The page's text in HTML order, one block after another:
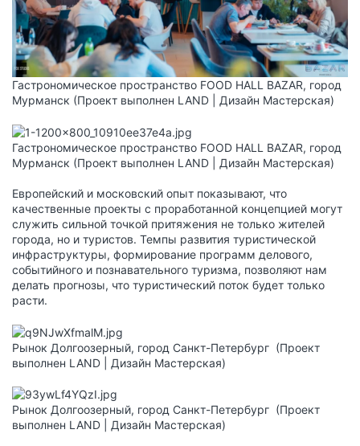
Гастрономическое пространство FOOD HALL BAZAR, город
Мурманск (Проект выполнен LAND | Дизайн Мастерская)
Гастрономическое пространство FOOD HALL BAZAR, город
Мурманск (Проект выполнен LAND | Дизайн Мастерская)
Европейский и московский опыт показывают, что
качественные проекты с проработанной концепцией могут
служить сильной точкой притяжения не только жителей
города, но и туристов. Темпы развития туристической
инфраструктуры, формирование программ делового,
событийного и познавательного туризма, позволяют нам
делать прогнозы, что туристический поток будет только
расти.
Рынок Долгоозерный, город Санкт-Петербург (Проект
выполнен LAND | Дизайн Мастерская)
Рынок Долгоозерный, город Санкт-Петербург (Проект
выполнен LAND | Дизайн Мастерская)